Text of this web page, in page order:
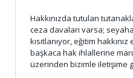
Hakkınızda tutulan
ceza davaları varsa;
kısıtlanıyor, eğitim
başkaca hak ihlallerine
üzerinden bizimle iletişime